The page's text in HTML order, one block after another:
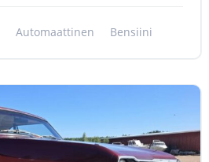
Automaattinen Bensiini